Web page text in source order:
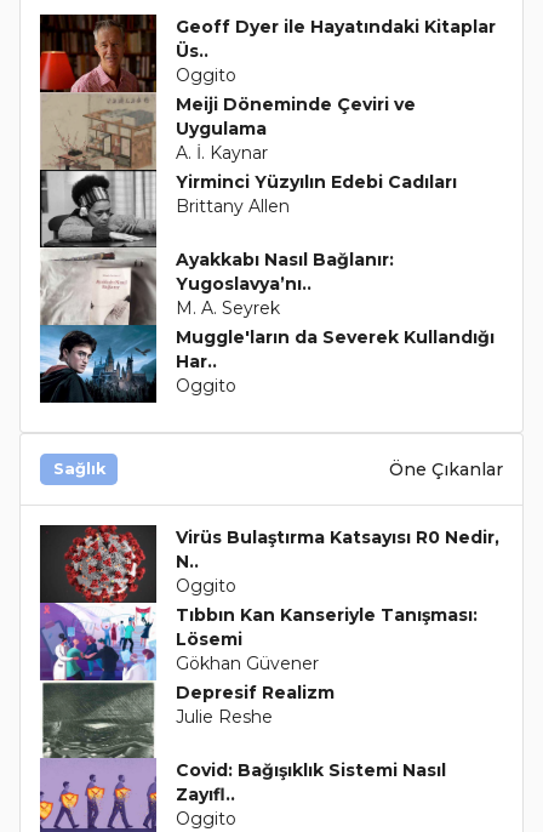
Geoff Dyer ile Hayatındaki Kitaplar
Üs..
Oggito
Meiji Döneminde Çeviri ve
Uygulama
A. İ. Kaynar
Yirminci Yüzyılın Edebi Cadıları
Brittany Allen
Ayakkabı Nasıl Bağlanır:
Yugoslavya’nı..
M. A. Seyrek
Muggle'ların da Severek Kullandığı
Har..
Oggito
Sağlık Öne Çıkanlar
Virüs Bulaştırma Katsayısı R0 Nedir,
N..
Oggito
Tıbbın Kan Kanseriyle Tanışması:
Lösemi
Gökhan Güvener
Depresif Realizm
Julie Reshe
Covid: Bağışıklık Sistemi Nasıl
Zayıfl..
Oggito